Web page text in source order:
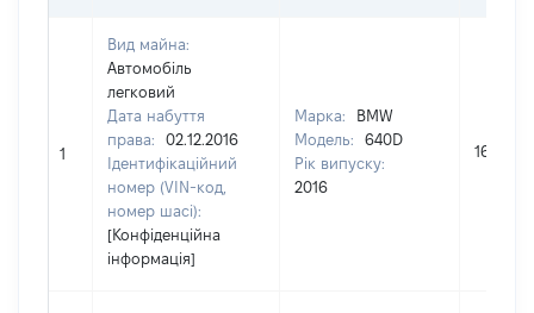
1
Вид майна:
Автомобіль
легковий
Дата набуття
права:
02.12.2016
Ідентифікаційний
номер (VIN-код,
номер шасі):
[Конфіденційна
інформація]
Марка:
BMW
Модель:
640D
Рік випуску:
2016